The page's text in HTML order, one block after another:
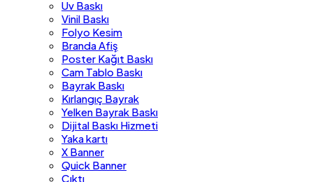
Uv Baskı
Vinil Baskı
Folyo Kesim
Branda Afiş
Poster Kağıt Baskı
Cam Tablo Baskı
Bayrak Baskı
Kırlangıç Bayrak
Yelken Bayrak Baskı
Dijital Baskı Hizmeti
Yaka kartı
X Banner
Quick Banner
Çıktı